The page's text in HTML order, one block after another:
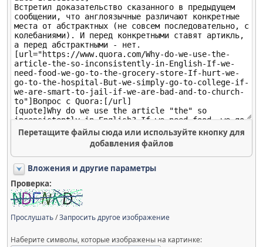
Перетащите файлы сюда или используйте кнопку для
добавления файлов
Вложения и другие параметры
Проверка:
Прослушать/Запросить другое изображение
Наберите символы, которые изображены на картинке: